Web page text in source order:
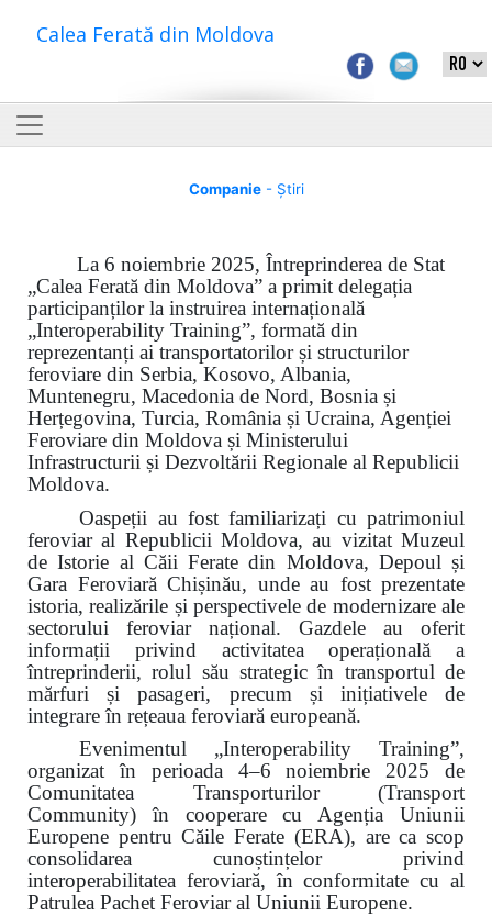
Calea Ferată din Moldova
Companie- Știri
La 6 noiembrie 2025, Întreprinderea de Stat
„Calea Ferată din Moldova” a primit delegația
participanților la instruirea internațională
„Interoperability Training”, formată din
reprezentanți ai transportatorilor și structurilor
feroviare din Serbia, Kosovo, Albania,
Muntenegru, Macedonia de Nord, Bosnia și
Herțegovina, Turcia, România și Ucraina, Agenției
Feroviare din Moldova și Ministerului
Infrastructurii și Dezvoltării Regionale al Republicii
Moldova.
Oaspeții au fost familiarizați cu patrimoniul
feroviar al Republicii Moldova, au vizitat Muzeul
de Istorie al Căii Ferate din Moldova, Depoul și
Gara Feroviară Chișinău, unde au fost prezentate
istoria, realizările și perspectivele de modernizare ale
sectorului feroviar național. Gazdele au oferit
informații privind activitatea operațională a
întreprinderii, rolul său strategic în transportul de
mărfuri și pasageri, precum și inițiativele de
integrare în rețeaua feroviară europeană.
Evenimentul „Interoperability Training”,
organizat în perioada 4–6 noiembrie 2025 de
Comunitatea Transporturilor (Transport
Community) în cooperare cu Agenția Uniunii
Europene pentru Căile Ferate (ERA), are ca scop
consolidarea cunoștințelor privind
interoperabilitatea feroviară, în conformitate cu al
Patrulea Pachet Feroviar al Uniunii Europene.